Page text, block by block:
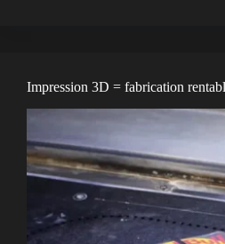
Impression 3D = fabrication